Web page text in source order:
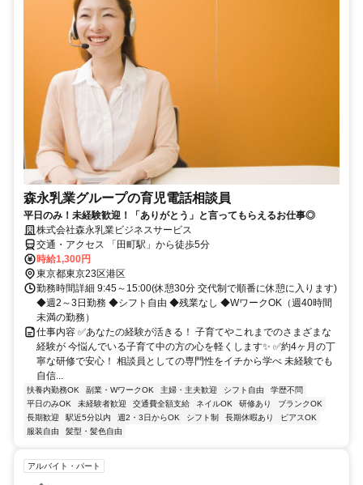
森永乳業グループの育児電話相談員
平日のみ！未経験歓迎！「ありがとう」と言ってもらえるお仕事◎
株式会社森永乳業ビジネスサービス
交通・アクセス 「田町駅」から徒歩5分
時給1,300円
東京都東京23区港区
勤務時間詳細 9:45～15:00(休憩30分 交代制で順番に休憩に入ります)
◆週2～3日勤務 ◆シフト自由 ◆残業なし ◆WワークOK（週40時間
未満の勤務）
仕事内容 ✅あなたの経験が活きる！ 子育てやこれまでのさまざまな
経験が 今悩んでいる子育て中の方の心を軽くします✨ ✅約4ヶ月の丁
寧な研修で安心！ 相談員としての専門性をイチから学べ 未経験でも
自信...
扶養内勤務OK 副業・WワークOK 主婦・主夫歓迎 シフト自由
学歴不問
平日のみOK
未経験者歓迎 交通費全額支給 ネイルOK 研修あり
ブランクOK
長期歓迎
駅近5分以内 週2・3日からOK シフト制 長期休暇あり
ピアスOK
服装自由
髪型・髪色自由
アルバイト・パート